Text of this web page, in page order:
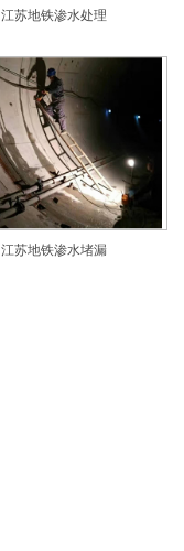
江苏地铁渗水处理
江苏地铁渗水堵漏